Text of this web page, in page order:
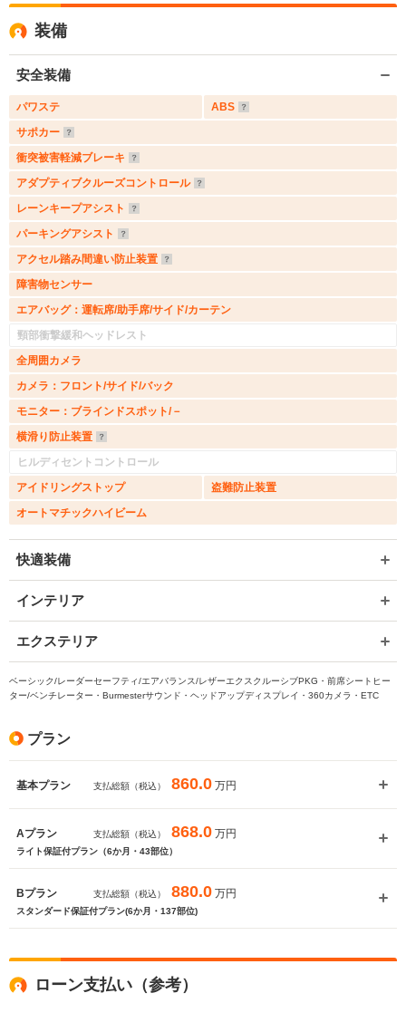
装備
安全装備
パワステ
ABS
サポカー
衝突被害軽減ブレーキ
アダプティブクルーズコントロール
レーンキープアシスト
パーキングアシスト
アクセル踏み間違い防止装置
障害物センサー
エアバッグ：運転席/助手席/サイド/カーテン
頸部衝撃緩和ヘッドレスト
全周囲カメラ
カメラ：フロント/サイド/バック
モニター：ブラインドスポット/－
横滑り防止装置
ヒルディセントコントロール
アイドリングストップ
盗難防止装置
オートマチックハイビーム
快適装備
インテリア
エクステリア
ベーシック/レーダーセーフティ/エアバランス/レザーエクスクルーシブPKG・前席シートヒー
ター/ベンチレーター・Burmesterサウンド・ヘッドアップディスプレイ・360カメラ・ETC
プラン
基本プラン 支払総額（税込） 860.0 万円
Aプラン 支払総額（税込） 868.0 万円
ライト保証付プラン（6か月・43部位）
Bプラン 支払総額（税込） 880.0 万円
スタンダード保証付プラン(6か月・137部位)
ローン支払い（参考）